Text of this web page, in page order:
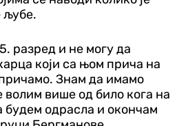
љубе.
разред и не могу да
који са њом прича на
причамо. Знам да имамо
волим више од било кога на
будем одрасла и окончам